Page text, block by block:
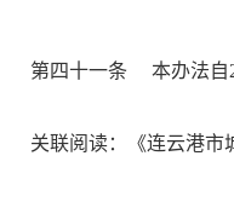
第四十一条 本办法自
关联阅读： 《连云港